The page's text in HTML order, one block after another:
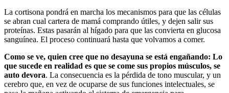
La cortisona pondrá en marcha los mecanismos para que las células
se abran cual cartera de mamá comprando útiles, y dejen salir sus
proteínas. Estas pasarán al hígado para que las convierta en glucosa
sanguínea. El proceso continuará hasta que volvamos a comer.
Como se ve, quien cree que no desayuna se está engañando: Lo
que sucede en realidad es que se come sus propios músculos, se
auto devora. La consecuencia es la pérdida de tono muscular, y un
cerebro que, en vez de ocuparse de sus funciones intelectuales, se